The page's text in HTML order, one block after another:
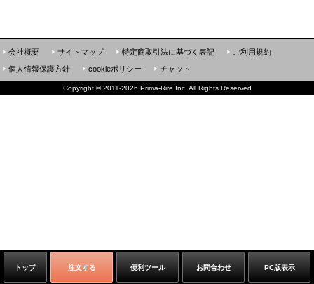
トップ 注文する 便利ツール お問合わせ PC版表示
会社概要 サイトマップ 特定商取引法に基づく表記
ご利用規約
個人情報保護方針
cookieポリシー チャット
Copyright ©2011-2026 Prima-Rire Inc. All Rights Reserved